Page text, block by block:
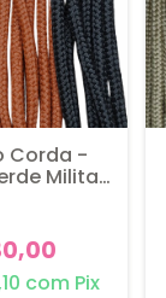
Corda -
Militar
com Pix